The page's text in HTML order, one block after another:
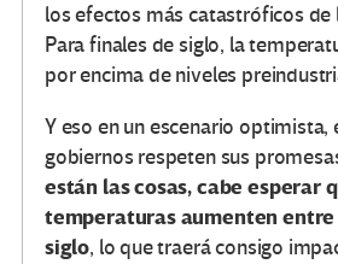
los efectos más catastróficos de
Para finales de siglo, la
por encima de niveles
Y eso en un escenario optimista,
gobiernos respeten sus
están las cosas, cabe esperar
temperaturas aumenten entre
siglo, lo que traerá consigo